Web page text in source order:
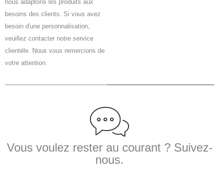
nous adaptons les produits aux
besoins des clients. Si vous avez
besoin d'une personnalisation,
veuillez contacter notre service
clientèle. Nous vous remercions de
votre attention.
Vous voulez rester au courant ? Suivez-
nous.